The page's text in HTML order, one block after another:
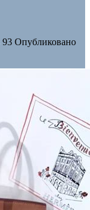
93 Опубликовано